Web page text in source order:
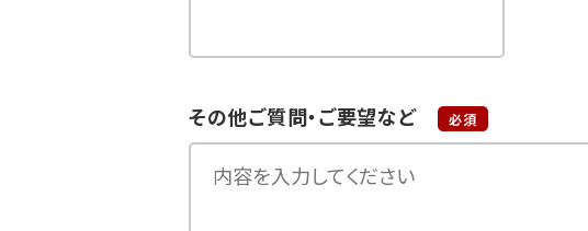
その他ご質問・ご要望など 必須